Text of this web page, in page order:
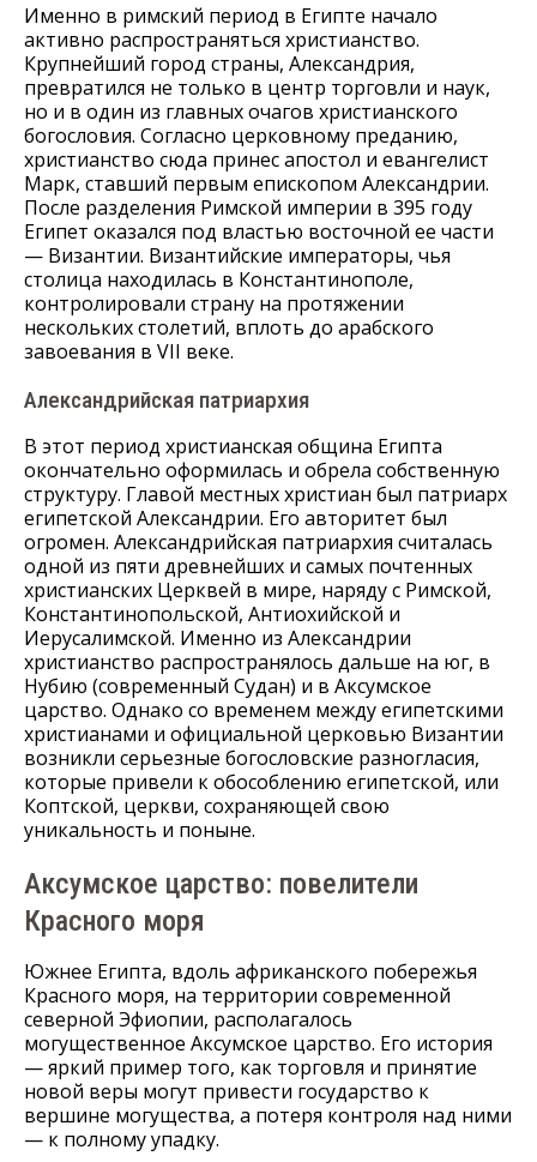
Именно в римский период в Египте начало
активно распространяться христианство.
Крупнейший город страны, Александрия,
превратился не только в центр торговли и наук,
но и в один из главных очагов христианского
богословия. Согласно церковному преданию,
христианство сюда принес апостол и евангелист
Марк, ставший первым епископом Александрии.
После разделения Римской империи в 395 году
Египет оказался под властью восточной ее части
— Византии. Византийские императоры, чья
столица находилась в Константинополе,
контролировали страну на протяжении
нескольких столетий, вплоть до арабского
завоевания в VII веке.
Александрийская патриархия
В этот период христианская община Египта
окончательно оформилась и обрела собственную
структуру. Главой местных христиан был патриарх
египетской Александрии. Его авторитет был
огромен. Александрийская патриархия считалась
одной из пяти древнейших и самых почтенных
христианских Церквей в мире, наряду с Римской,
Константинопольской, Антиохийской и
Иерусалимской. Именно из Александрии
христианство распространялось дальше на юг, в
Нубию (современный Судан) и в Аксумское
царство. Однако со временем между египетскими
христианами и официальной церковью Византии
возникли серьезные богословские разногласия,
которые привели к обособлению египетской, или
Коптской, церкви, сохраняющей свою
уникальность и поныне.
Аксумское царство: повелители
Красного моря
Южнее Египта, вдоль африканского побережья
Красного моря, на территории современной
северной Эфиопии, располагалось
могущественное Аксумское царство. Его история
— яркий пример того, как торговля и принятие
новой веры могут привести государство к
вершине могущества, а потеря контроля над ними
— к полному упадку.